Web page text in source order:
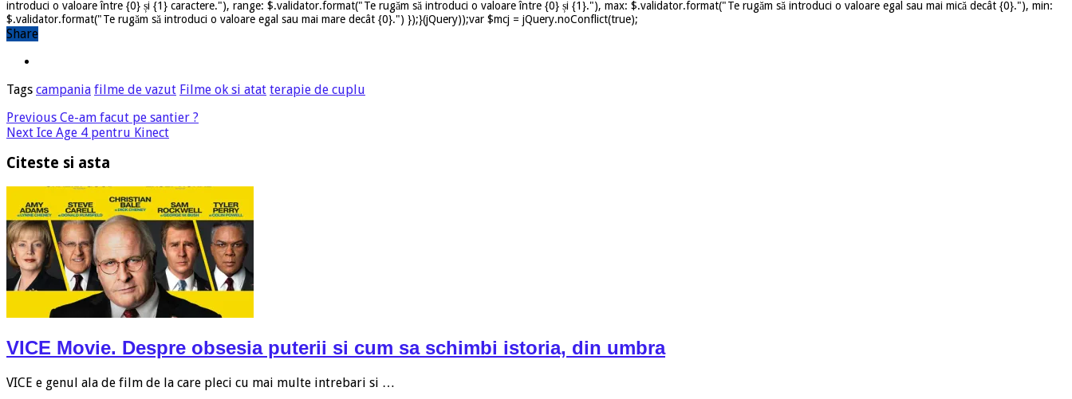
introduci o valoare între {0} și {1} caractere."), range: $.validator.format("Te rugăm să introduci o valoare între {0} și {1}."), max: $.validator.format("Te rugăm să introduci o valoare egal sau mai mică decât {0}."), min:
$.validator.format("Te rugăm să introduci o valoare egal sau mai mare decât {0}.") });}(jQuery));var $mcj = jQuery.noConflict(true);
Share
Tags campania filme de vazut Filme ok si atat terapie de cuplu
Previous Ce-am facut pe santier ?
Next Ice Age 4 pentru Kinect
Citeste si asta
VICE Movie. Despre obsesia puterii si cum sa schimbi istoria, din umbra
VICE e genul ala de film de la care pleci cu mai multe intrebari si …